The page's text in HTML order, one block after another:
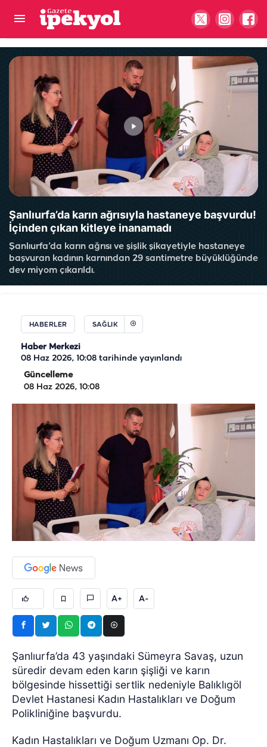
Şanlıurfa’da karın ağrısıyla hastaneye başvurdu!
İçinden çıkan kitleye inanamadı
Şanlıurfa’da karın ağrısı ve şişlik şikayetiyle hastaneye
başvuran kadının karnından 29 santimetre büyüklüğünde
dev miyom çıkarıldı.
HABERLER SAĞLIK
Haber Merkezi
08 Haz 2026, 10:08 tarihinde yayınlandı
Güncelleme
08 Haz 2026, 10:08
A+ A-
Şanlıurfa’da 43 yaşındaki Sümeyra Savaş, uzun
süredir devam eden karın şişliği ve karın
bölgesinde hissettiği sertlik nedeniyle Balıklıgöl
Devlet Hastanesi Kadın Hastalıkları ve Doğum
Polikliniğine başvurdu.
Kadın Hastalıkları ve Doğum Uzmanı Op. Dr.
Şanlıurfa'da sistem çilesi: Hastalar başka
hastaneye gidiyor iddiası